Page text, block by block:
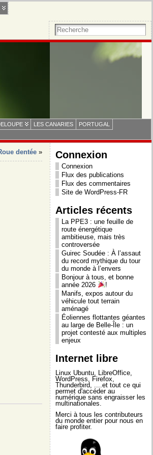
LES CANARIES
PORTUGAL
dentée » Connexion
Connexion
Flux des publications
Flux des commentaires
Site de WordPress-FR
Articles récents
La PPE3 : une feuille de
route énergétique
ambitieuse, mais très
controversée
Guirec Soudée : À l’assaut
du record mythique du tour
du monde à l’envers
Bonjour à tous, et bonne
année 2026
!
Manifs, expos autour du
véhicule tout terrain
aménagé
Éoliennes flottantes géantes
au large de Belle-Île : un
projet contesté aux multiples
enjeux
Internet libre
Linux Ubuntu, LibreOffice,
WordPress, Firefox,
Thunderbird, ....et tout ce qui
permet d'accéder au
numérique sans engraisser les
multinationales.
Merci à tous les contributeurs
du monde entier pour nous en
faire profiter.